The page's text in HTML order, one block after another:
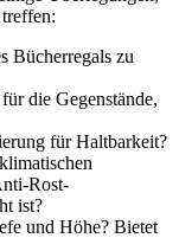
Bücherregals zu
die Gegenstände,
für Haltbarkeit?
Rost-
ist?
und Höhe? Bietet